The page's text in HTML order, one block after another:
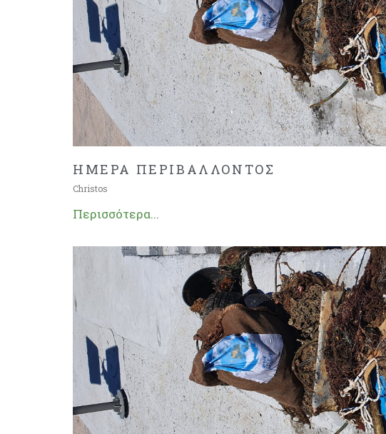
ΗΜΕΡΑ ΠΕΡΙΒΑΛΛΟΝΤΟΣ
Christos
Περισσότερα...